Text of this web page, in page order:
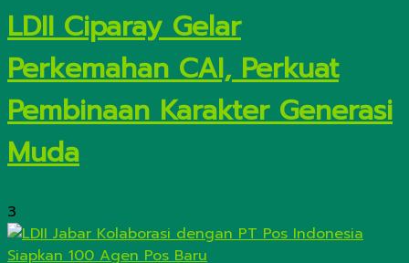
LDII Ciparay Gelar
Perkemahan CAI, Perkuat
Pembinaan Karakter Generasi
Muda
3